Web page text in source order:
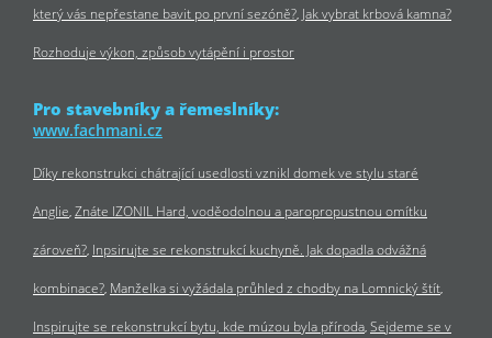
který vás nepřestane bavit po první sezóně? Jak vybrat krbová kamna?
Rozhoduje výkon, způsob vytápění i prostor
Pro stavebníky a řemeslníky:
www.fachmani.cz
Díky rekonstrukci chátrající usedlosti vznikl domek ve stylu staré
Anglie Znáte IZONIL Hard, voděodolnou a paropropustnou omítku
zároveň? Inpsirujte se rekonstrukcí kuchyně. Jak dopadla odvážná
kombinace? Manželka si vyžádala průhled z chodby na Lomnický štít
Inspirujte se rekonstrukcí bytu, kde múzou byla příroda Sejdeme se v